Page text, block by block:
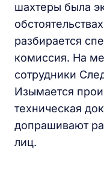
шахтеры была
разбирается
комиссия. На
сотрудники
Изымается
техническая
допрашивают
лиц.